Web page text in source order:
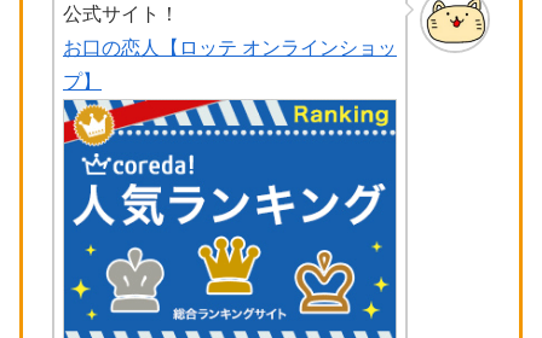
公式サイト！
お口の恋人【ロッテ オンラインショッ
プ】